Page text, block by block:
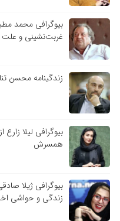
بیوگرافی محمد
غربت‌نشینی و علت
زندگینامه محسن
بیوگرافی لیلا
همسرش
بیوگرافی ژیلا
زندگی و حواشی